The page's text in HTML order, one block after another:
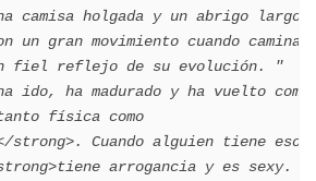
camisa holgada y un abrigo largo
un gran movimiento cuando camina,
fiel reflejo de su evolución. "
ido, ha madurado y ha vuelto como
física como
strong>. Cuando alguien tiene eso,
arrogancia y es sexy.